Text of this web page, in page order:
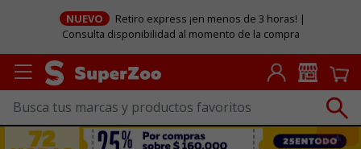
NUEVO
Retiro express ¡en menos de 3 horas! |
Consulta disponibilidad al momento de la compra